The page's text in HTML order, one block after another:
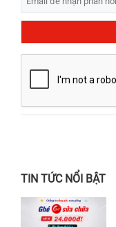
TIN TỨC NỔI BẬT